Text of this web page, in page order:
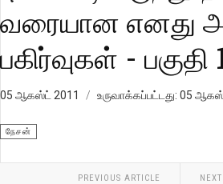
வரையான எனது
பகிர்வுகள் - பகுதி
05 ஆகஸ்ட் 2011 உருவாக்கப்பட்டது: 05
நேசன்
PREVIOUS ARTICLE